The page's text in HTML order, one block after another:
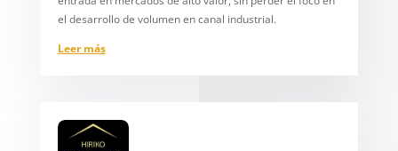
el desarrollo de volumen en canal industrial.
Leer más